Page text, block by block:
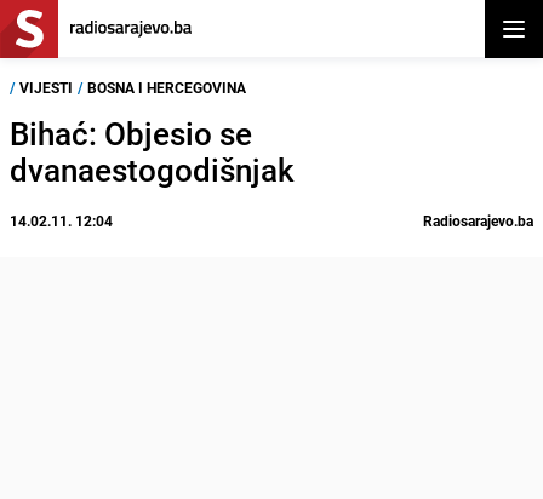
/ VIJESTI / BOSNA I HERCEGOVINA
Bihać: Objesio se
dvanaestogodišnjak
14.02.11. 12:04 Radiosarajevo.ba